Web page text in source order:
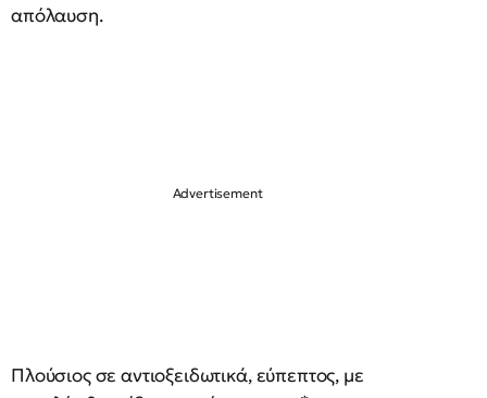
απόλαυση.
Πλούσιος σε αντιοξειδωτικά, εύπεπτος, με